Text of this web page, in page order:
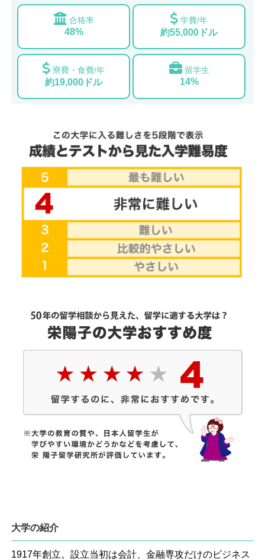
合格率
48%
学費/年
約55,000ドル
寮費・食費/年
約19,000ドル
留学生
14%
大学の紹介
1917年創立。設立当初は会計、金融専攻だけのビジネス